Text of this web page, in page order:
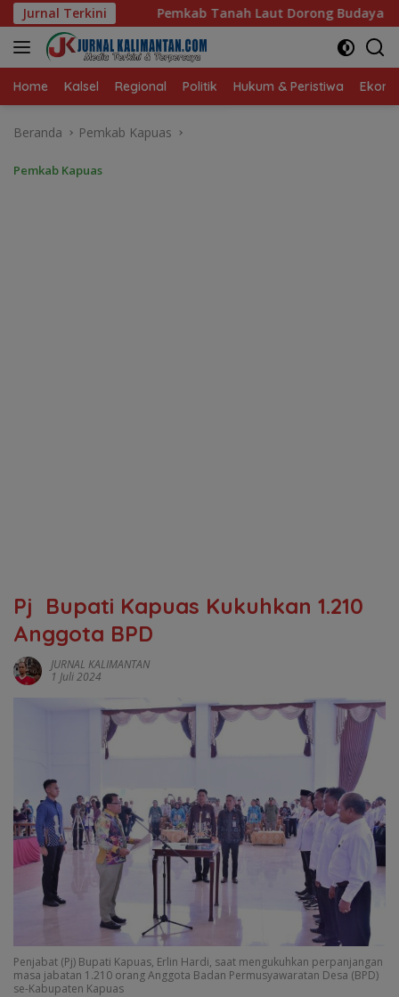
Langsung
ke
konten
Jurnal Terkini
Tanah Laut Dorong Budaya Hidup Sehat dan
Home Kalsel Regional Politik Hukum & Peristiwa
Beranda Pemkab Kapuas
Pemkab Kapuas
Pj Bupati Kapuas Kukuhkan 1.210
Anggota BPD
JURNAL KALIMANTAN
1 Juli 2024
Penjabat (Pj) Bupati Kapuas, Erlin Hardi, saat mengukuhkan perpanjangan
masa jabatan 1.210 orang Anggota Badan Permusyawaratan Desa (BPD)
se-Kabupaten Kapuas